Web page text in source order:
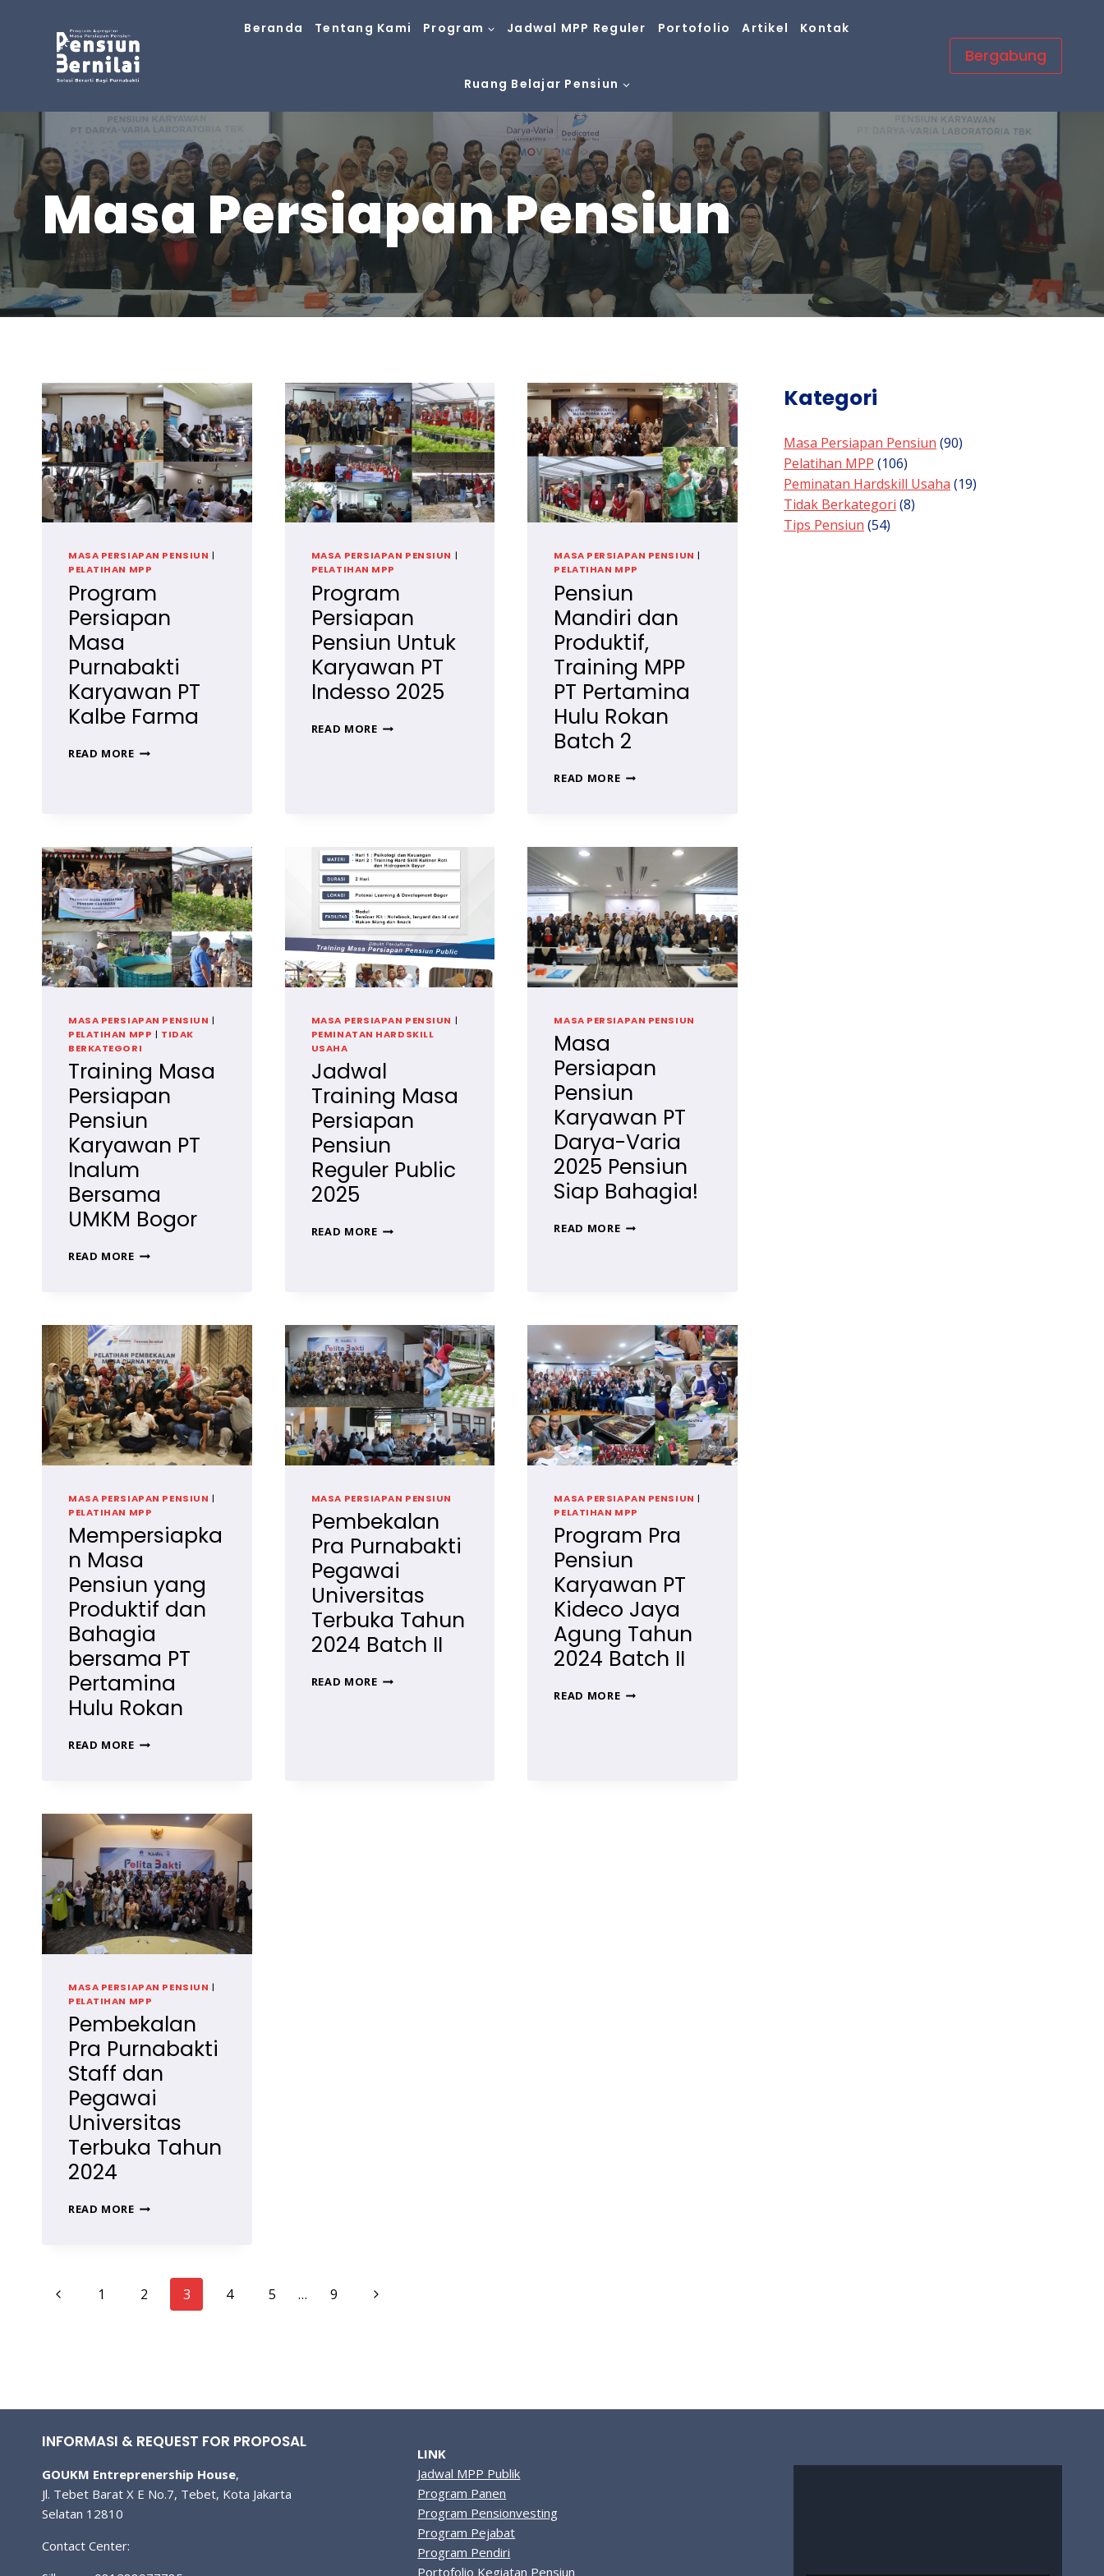
Beranda Tentang Kami Program Jadwal MPP Reguler Portofolio Artikel Kontak
Ruang Belajar Pensiun
Bergabung
Masa Persiapan Pensiun
MASA PERSIAPAN PENSIUN |
PELATIHAN MPP
Program
Persiapan
Masa
Purnabakti
Karyawan PT
Kalbe Farma
READ MOREPROGRAM
KALBE
FARMA
MASA PERSIAPAN PENSIUN |
PELATIHAN MPP
Program
Persiapan
Pensiun Untuk
Karyawan PT
Indesso 2025
READ MOREPROGRAM
MASA PERSIAPAN PENSIUN |
PELATIHAN MPP
Pensiun
Mandiri dan
Produktif,
Training MPP
PT Pertamina
Hulu Rokan
Batch 2
READ MOREPENSIUN
PT
PERTAMINA
HULU
ROKAN
BATCH
2
MASA PERSIAPAN PENSIUN |
PELATIHAN MPP | TIDAK
BERKATEGORI
Training Masa
Persiapan
Pensiun
Karyawan PT
Inalum
Bersama
UMKM Bogor
READ MORETRAINING
INALUM
BERSAMA
UMKM
BOGOR
MASA PERSIAPAN PENSIUN |
PEMINATAN HARDSKILL
USAHA
Jadwal
Training Masa
Persiapan
Pensiun
Reguler Public
2025
READ MOREJADWAL
PUBLIC
2025
MASA PERSIAPAN PENSIUN
Masa
Persiapan
Pensiun
Karyawan PT
Darya-Varia
2025 Pensiun
Siap Bahagia!
READ MOREMASA
VARIA
2025
PENSIUN
SIAP
BAHAGIA!
MASA PERSIAPAN PENSIUN |
PELATIHAN MPP
Mempersiapka
n Masa
Pensiun yang
Produktif dan
Bahagia
bersama PT
Pertamina
Hulu Rokan
READ MOREMEMPERSIAPKAN
DAN
BAHAGIA
BERSAMA
PT
PERTAMINA
HULU
ROKAN
MASA PERSIAPAN PENSIUN
Pembekalan
Pra Purnabakti
Pegawai
Universitas
Terbuka Tahun
2024 Batch II
READ MOREPEMBEKALAN
MASA PERSIAPAN PENSIUN |
PELATIHAN MPP
Program Pra
Pensiun
Karyawan PT
Kideco Jaya
Agung Tahun
2024 Batch II
READ MOREPROGRAM
MASA PERSIAPAN PENSIUN |
PELATIHAN MPP
Pembekalan
Pra Purnabakti
Staff dan
Pegawai
Universitas
Terbuka Tahun
2024
READ MOREPEMBEKALAN
PEGAWAI
UNIVERSITAS
Page
Previous1 2 3 4 5 … 9
Next
Kategori
Masa Persiapan Pensiun (90)
Pelatihan MPP (106)
Peminatan Hardskill Usaha (19)
Tidak Berkategori (8)
Tips Pensiun (54)
INFORMASI & REQUEST FOR PROPOSAL
GOUKM Entreprenership House,
Jl. Tebet Barat X E No.7, Tebet, Kota Jakarta
Selatan 12810
Contact Center:
LINK
Jadwal MPP Publik
Program Panen
Program Pensionvesting
Program Pejabat
Program Pendiri
Portofolio Kegiatan Pensiun